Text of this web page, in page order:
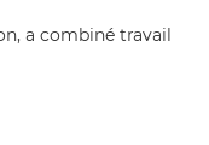
a combiné travail